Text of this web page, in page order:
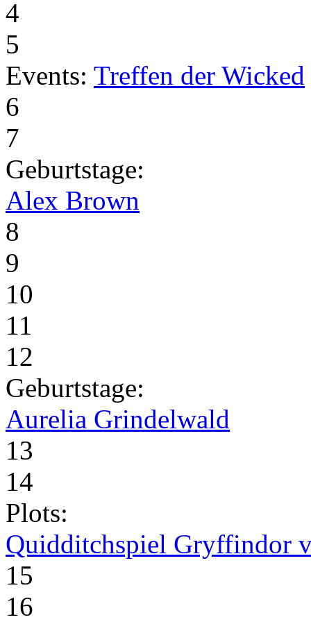
4
5
Events: Treffen der Wicked
6
7
Geburtstage:
Alex Brown
8
9
10
11
12
Geburtstage:
Aurelia Grindelwald
13
14
Plots:
Quidditchspiel Gryffindor
15
16